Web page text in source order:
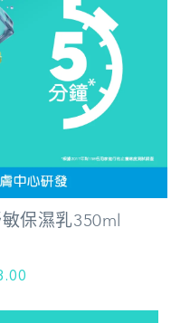
保濕乳350ml